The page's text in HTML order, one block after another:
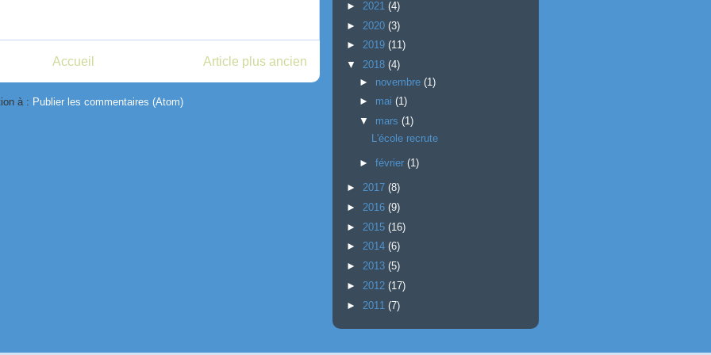
Article plus ancien
Accueil
à : Publier les commentaires (Atom)
► 2021 (4)
► 2020 (3)
► 2019 (11)
▼ 2018 (4)
► novembre (1)
► mai (1)
▼ mars (1)
L'école recrute
► février (1)
► 2017 (8)
► 2016 (9)
► 2015 (16)
► 2014 (6)
► 2013 (5)
► 2012 (17)
► 2011 (7)